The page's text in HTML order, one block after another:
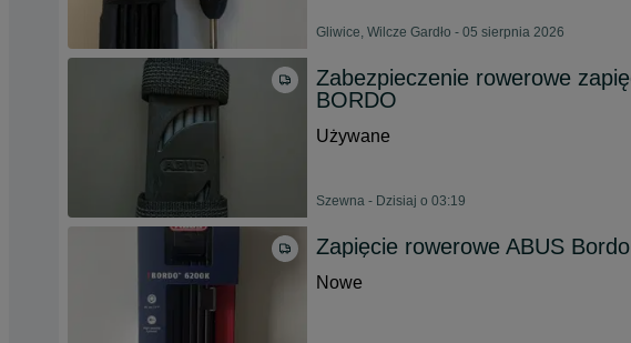
Gliwice, Wilcze Gardło - 05 sierpnia 2026
Zabezpieczenie rowerowe
BORDO
Używane
Szewna - Dzisiaj o 03:19
Zapięcie rowerowe ABUS
Nowe